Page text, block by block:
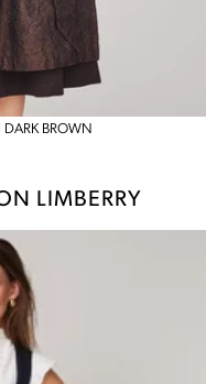
BROWN
LIMBERRY